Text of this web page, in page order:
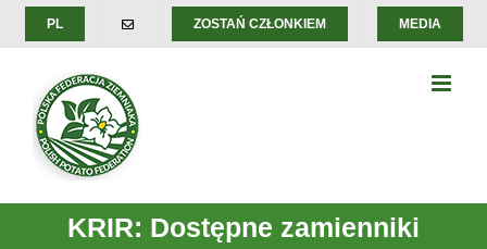
Skip
PL ZOSTAŃ CZŁONKIEM MEDIA
KRIR: Dostępne zamienniki